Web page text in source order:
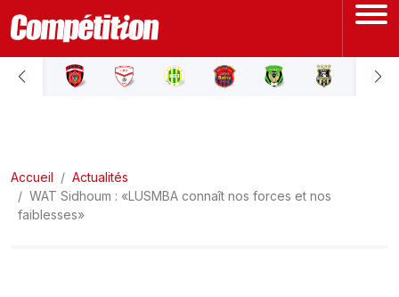
ACCUEIL
LIGUE 2
Accueil
Actualités
WAT Sidhoum : «LUSMBA connaît nos forces et nos
faiblesses»